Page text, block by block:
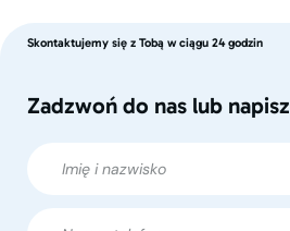
Skontaktujemy się z Tobą w ciągu 24 godzin
Zadzwoń do nas lub napisz